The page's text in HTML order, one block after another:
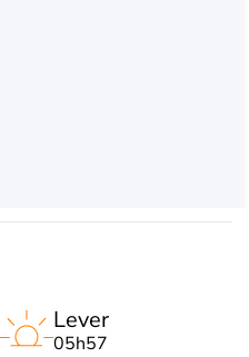
Lever
05h57